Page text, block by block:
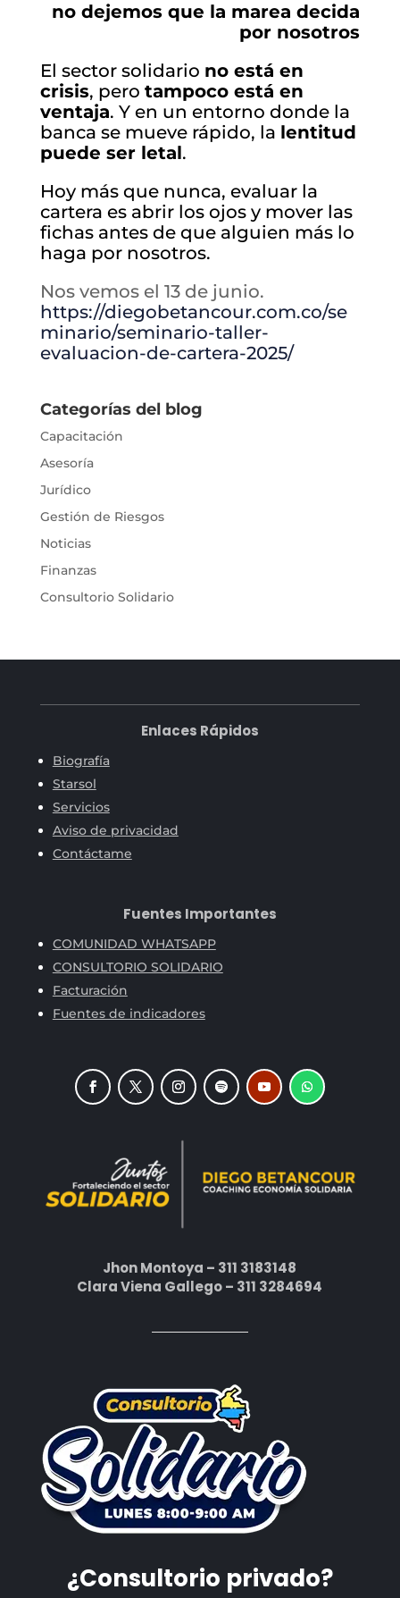
no dejemos que la marea decida
por nosotros
El sector solidario no está en
crisis, pero tampoco está en
ventaja. Y en un entorno donde la
banca se mueve rápido, la lentitud
puede ser letal.
Hoy más que nunca, evaluar la
cartera es abrir los ojos y mover las
fichas antes de que alguien más lo
haga por nosotros.
Nos vemos el 13 de junio.
https://diegobetancour.com.co/se
minario/seminario-taller-
evaluacion-de-cartera-2025/
Categorías del blog
Capacitación
Asesoría
Jurídico
Gestión de Riesgos
Noticias
Finanzas
Consultorio Solidario
Enlaces Rápidos
Biografía
Starsol
Servicios
Aviso de privacidad
Contáctame
Fuentes Importantes
COMUNIDAD WHATSAPP
CONSULTORIO SOLIDARIO
Facturación
Fuentes de indicadores
Jhon Montoya – 311 3183148
Clara Viena Gallego – 311 3284694
¿Consultorio privado?